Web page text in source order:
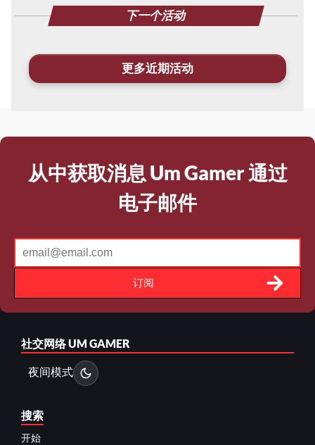
下一个活动
更多近期活动
从中获取消息 Um Gamer 通过
电子邮件
订阅
社交网络UM GAMER
夜间模式
搜索
开始